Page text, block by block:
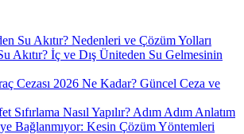
Su Akıtır? Nedenleri ve Çözüm Yolları
Akıtır? İç ve Dış Üniteden Su Gelmesinin
Cezası 2026 Ne Kadar? Güncel Ceza ve
Sıfırlama Nasıl Yapılır? Adım Adım Anlatım
Bağlanmıyor: Kesin Çözüm Yöntemleri